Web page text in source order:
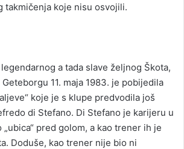
takmičenja koje nisu osvojili.
a tada slave željnog Škota,
11. maja 1983. je pobijedila
koje je s klupe predvodila još
di Stefano. Di Stefano je karijeru u
„ubica“ pred golom, a kao trener ih je
Doduše, kao trener nije bio ni